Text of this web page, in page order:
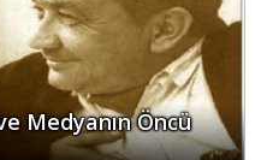
Medyanın Öncü